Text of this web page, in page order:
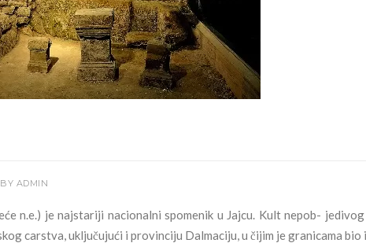
BY ADMIN
n.e.) je najstariji nacionalni spomenik u Jajcu. Kult nepob-
carstva, uključujući i provinciju Dalmaciju, u čijim je granicama